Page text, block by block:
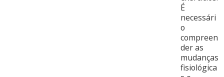
É
necessári
o
compreen
der as
mudanças
fisiológica